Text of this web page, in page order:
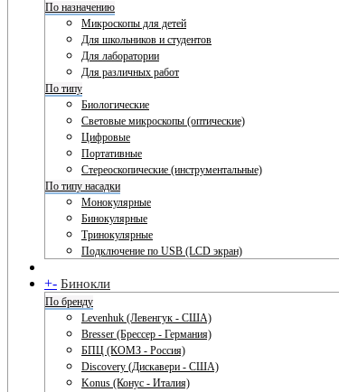
По назначению
Микроскопы для детей
Для школьников и студентов
Для лаборатории
Для различных работ
По типу
Биологические
Световые микроскопы (оптические)
Цифровые
Портативные
Стереоскопические (инструментальные)
По типу насадки
Монокулярные
Бинокулярные
Тринокулярные
Подключение по USB (LCD экран)
+- Бинокли
По бренду
Levenhuk (Левенгук - США)
Bresser (Брессер - Германия)
БПЦ (КОМЗ - Россия)
Discovery (Дискавери - США)
Konus (Конус - Италия)